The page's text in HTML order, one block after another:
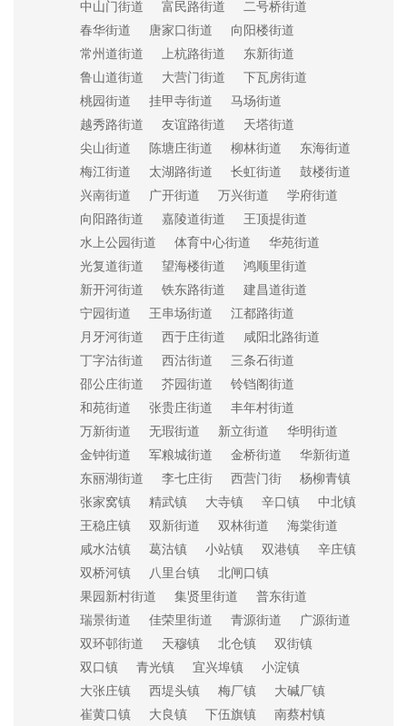
中山门街道 富民路街道
二号桥街道
春华街道
唐家口街道
向阳楼街道
常州道街道
上杭路街道
东新街道
鲁山道街道
大营门街道
下瓦房街道
桃园街道
挂甲寺街道
马场街道
越秀路街道
友谊路街道
天塔街道
尖山街道
陈塘庄街道 柳林街道
东海街道
梅江街道
太湖路街道 长虹街道
鼓楼街道
兴南街道
广开街道 万兴街道
学府街道
向阳路街道
嘉陵道街道
王顶提街道
水上公园街道
体育中心街道
华苑街道
光复道街道
望海楼街道
鸿顺里街道
新开河街道
铁东路街道
建昌道街道
宁园街道
王串场街道
江都路街道
月牙河街道
西于庄街道
咸阳北路街道
丁字沽街道
西沽街道
三条石街道
邵公庄街道
芥园街道
铃铛阁街道
和苑街道
张贵庄街道
丰年村街道
万新街道
无瑕街道 新立街道
华明街道
金钟街道
军粮城街道 金桥街道
华新街道
东丽湖街道
李七庄街 西营门街
杨柳青镇
张家窝镇
精武镇 大寺镇 辛口镇
中北镇
王稳庄镇
双新街道 双林街道
海棠街道
咸水沽镇
葛沽镇 小站镇 双港镇
辛庄镇
双桥河镇
八里台镇
北闸口镇
果园新村街道
集贤里街道
普东街道
瑞景街道
佳荣里街道 青源街道
广源街道
双环邨街道
天穆镇 北仓镇
双街镇
双口镇
青光镇 宜兴埠镇
小淀镇
大张庄镇
西堤头镇 梅厂镇
大碱厂镇
崔黄口镇
大良镇 下伍旗镇
南蔡村镇